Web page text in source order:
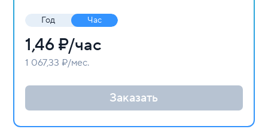
Год Час
1,46 ₽/час
1 067,33 ₽/мес.
Заказать